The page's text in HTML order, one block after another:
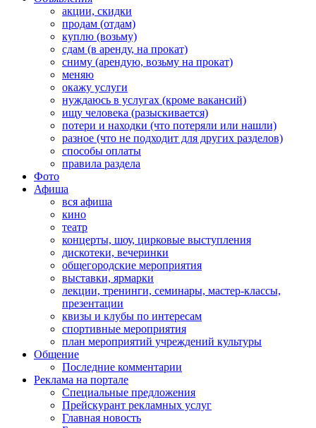
акции, скидки
продам (отдам)
куплю (возьму)
сдам (в аренду, на прокат)
сниму (арендую, возьму на прокат)
меняю
окажу услуги
нуждаюсь в услугах (кроме вакансий)
ищу человека (разыскивается)
потери и находки (что потеряли или нашли)
разное (что не подходит для других разделов)
способы оплаты
правила раздела
Фото
Афиша
вся афиша
кино
театр
концерты, шоу, цирковые выступления
дискотеки, вечеринки
общегородские мероприятия
выставки, ярмарки
лекции, тренинги, семинары, мастер-классы,
презентации
квизы и клубы по интересам
спортивные мероприятия
план мероприятий учреждений культуры
Общение
Последние комментарии
Реклама на портале
Специальные предложения
Прейскурант рекламных услуг
Главная новость